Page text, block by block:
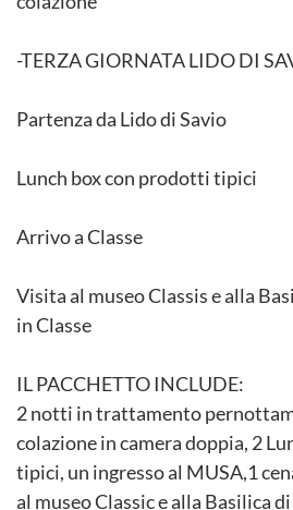
-TERZA GIORNATA LIDO DI
Partenza da Lido di Savio
Lunch box con prodotti tipici
Arrivo a Classe
Visita al museo Classis e alla
in Classe
IL PACCHETTO INCLUDE:
2 notti in trattamento
colazione in camera doppia, 2
tipici, un ingresso al MUSA,1
al museo Classic e alla Basilica